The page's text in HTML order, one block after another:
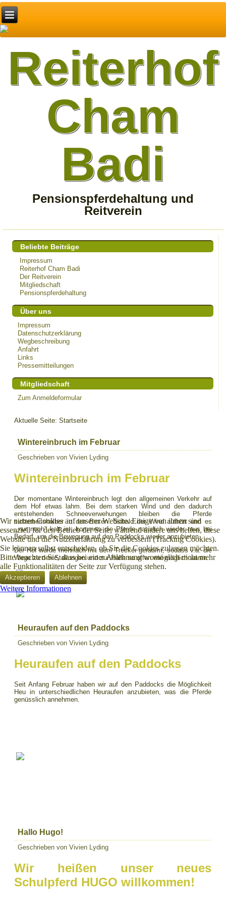
Reiterhof
Cham
Badi
Pensionspferdehaltung und
Reitverein
Beliebte Beiträge
Impressum
Reiterhof Cham Badi
Der Reitverein
Mitgliedschaft
Pensionspferdehaltung
Über uns
Impressum
Datenschutzerklärung
Wegbeschreibung
Anfahrt
Links
Pressemitteilungen
Mitgliedschaft
Zum Anmeldeformular
Aktuelle Seite:Startseite
Wintereinbruch im Februar
Geschrieben von Vivien Lyding
Wintereinbruch im Februar
Der momentane Wintereinbruch legt den allgemeinen Verkehr auf
dem Hof etwas lahm. Bei dem starken Wind und den dadurch
entstehenden Schneeverwehungen bleiben die Pferde
sicherheitshalber in den Boxen. Sobald der Wind aufhört und es
,,nur noch" kalt ist, kommen die Pferde natürlich wieder raus bei
Bedarf, um die Bewegung auf den Paddocks wieder anzubieten.
Der Hof wurde mehrfach mit dem Trecker geräumt, sodass v.a. die
Wege zu den Stallungen und zur Halle so offen wie möglich waren.
Heuraufen auf den Paddocks
Geschrieben von Vivien Lyding
Heuraufen auf den Paddocks
Seit Anfang Februar haben wir auf den Paddocks die Möglichkeit
Heu in unterschiedlichen Heuraufen anzubieten, was die Pferde
genüsslich annehmen.
Hallo Hugo!
Geschrieben von Vivien Lyding
Wir heißen unser neues
Schulpferd HUGO willkommen!
Wir nutzen Cookies auf unserer Website. Einige von ihnen sind
essenziell für den Betrieb der Seite, während andere uns helfen, diese
Website und die Nutzererfahrung zu verbessern (Tracking Cookies).
Sie können selbst entscheiden, ob Sie die Cookies zulassen möchten.
Bitte beachten Sie, dass bei einer Ablehnung womöglich nicht mehr
alle Funktionalitäten der Seite zur Verfügung stehen.
Akzeptieren Ablehnen
Weitere Informationen